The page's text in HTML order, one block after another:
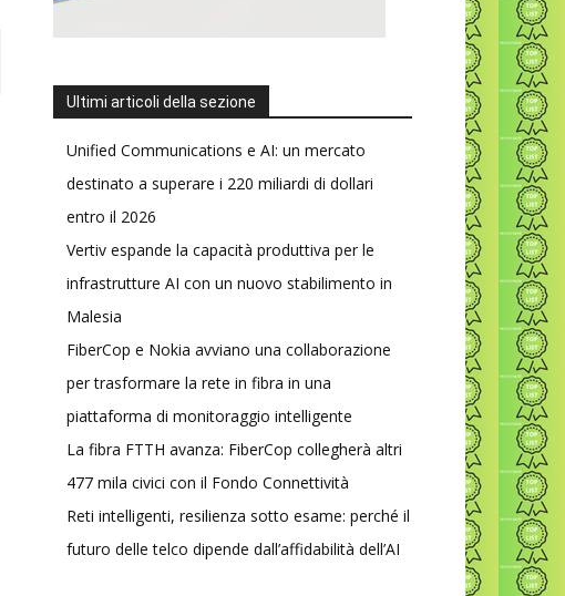
Ultimi articoli della sezione
Unified Communications e AI: un mercato
destinato a superare i 220 miliardi di dollari
entro il 2026
Vertiv espande la capacità produttiva per le
infrastrutture AI con un nuovo stabilimento in
Malesia
FiberCop e Nokia avviano una collaborazione
per trasformare la rete in fibra in una
piattaforma di monitoraggio intelligente
La fibra FTTH avanza: FiberCop collegherà altri
477 mila civici con il Fondo Connettività
Reti intelligenti, resilienza sotto esame: perché il
futuro delle telco dipende dall’affidabilità dell’AI